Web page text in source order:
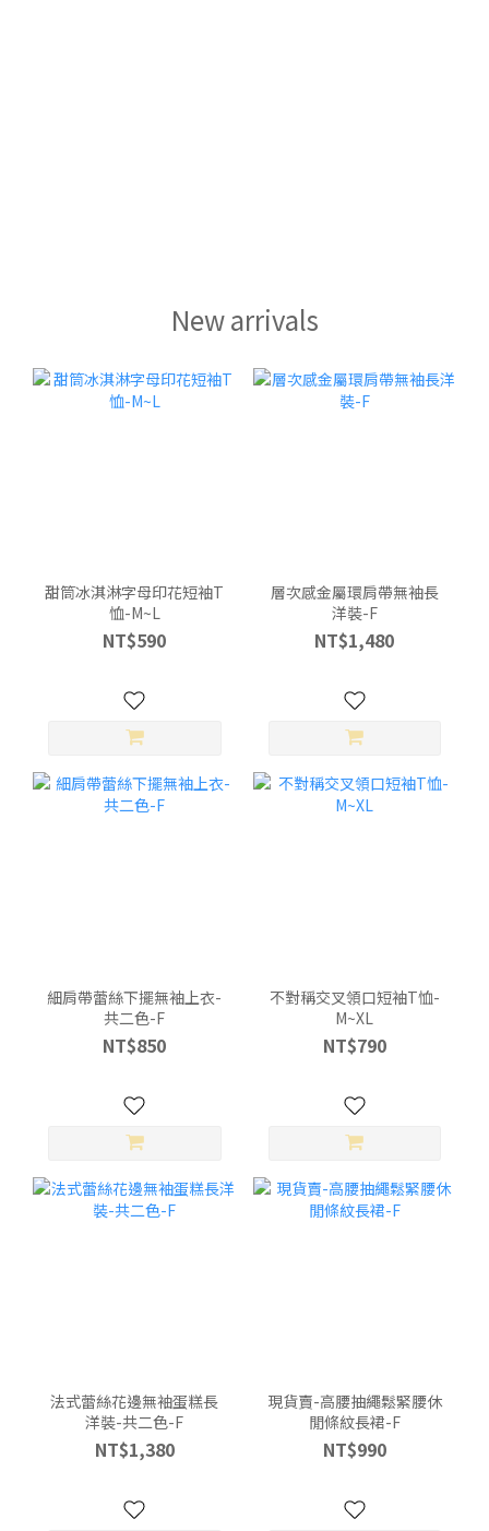
New arrivals
甜筒冰淇淋字母印花短袖T
恤-M~L
NT$590
層次感金屬環肩帶無袖長
洋裝-F
NT$1,480
細肩帶蕾絲下擺無袖上衣-
共二色-F
NT$850
不對稱交叉領口短袖T恤-
M~XL
NT$790
法式蕾絲花邊無袖蛋糕長
洋裝-共二色-F
NT$1,380
現貨賣-高腰抽繩鬆緊腰休
閒條紋長裙-F
NT$990